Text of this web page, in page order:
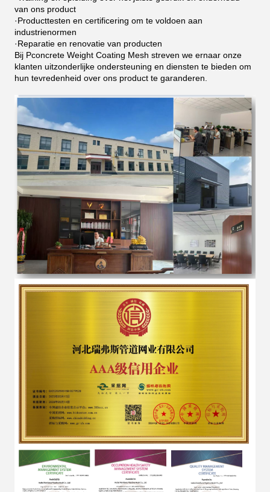
van ons product
·Producttesten en certificering om te voldoen aan
industrienormen
·Reparatie en renovatie van producten
Bij Pconcrete Weight Coating Mesh streven we ernaar onze
klanten uitzonderlijke ondersteuning en diensten te bieden om
hun tevredenheid over ons product te garanderen.